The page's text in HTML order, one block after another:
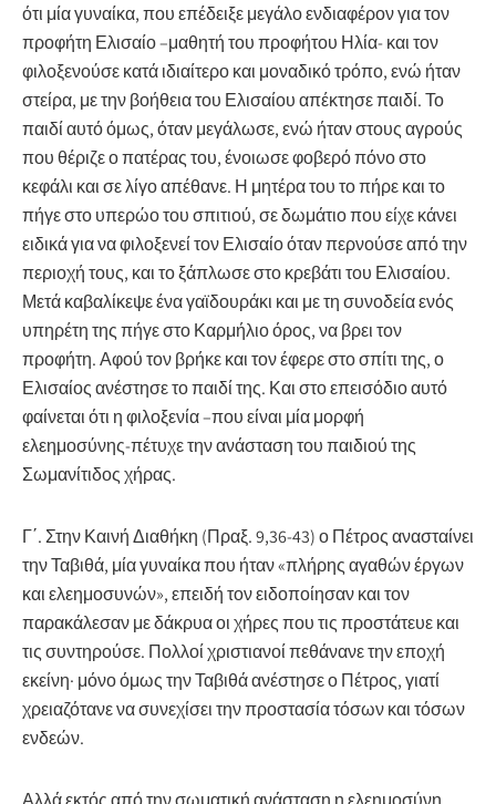
ότι μία γυναίκα, που επέδειξε μεγάλο ενδιαφέρον για τον
προφήτη Ελισαίο –μαθητή του προφήτου Ηλία- και τον
φιλοξενούσε κατά ιδιαίτερο και μοναδικό τρόπο, ενώ ήταν
στείρα, με την βοήθεια του Ελισαίου απέκτησε παιδί. Το
παιδί αυτό όμως, όταν μεγάλωσε, ενώ ήταν στους αγρούς
που θέριζε ο πατέρας του, ένοιωσε φοβερό πόνο στο
κεφάλι και σε λίγο απέθανε. Η μητέρα του το πήρε και το
πήγε στο υπερώο του σπιτιού, σε δωμάτιο που είχε κάνει
ειδικά για να φιλοξενεί τον Ελισαίο όταν περνούσε από την
περιοχή τους, και το ξάπλωσε στο κρεβάτι του Ελισαίου.
Μετά καβαλίκεψε ένα γαϊδουράκι και με τη συνοδεία ενός
υπηρέτη της πήγε στο Καρμήλιο όρος, να βρει τον
προφήτη. Αφού τον βρήκε και τον έφερε στο σπίτι της, ο
Ελισαίος ανέστησε το παιδί της. Και στο επεισόδιο αυτό
φαίνεται ότι η φιλοξενία –που είναι μία μορφή
ελεημοσύνης-πέτυχε την ανάσταση του παιδιού της
Σωμανίτιδος χήρας.
Γ΄. Στην Καινή Διαθήκη (Πραξ. 9,36-43) ο Πέτρος ανασταίνει
την Ταβιθά, μία γυναίκα που ήταν «πλήρης αγαθών έργων
και ελεημοσυνών», επειδή τον ειδοποίησαν και τον
παρακάλεσαν με δάκρυα οι χήρες που τις προστάτευε και
τις συντηρούσε. Πολλοί χριστιανοί πεθάνανε την εποχή
εκείνη· μόνο όμως την Ταβιθά ανέστησε ο Πέτρος, γιατί
χρειαζότανε να συνεχίσει την προστασία τόσων και τόσων
ενδεών.